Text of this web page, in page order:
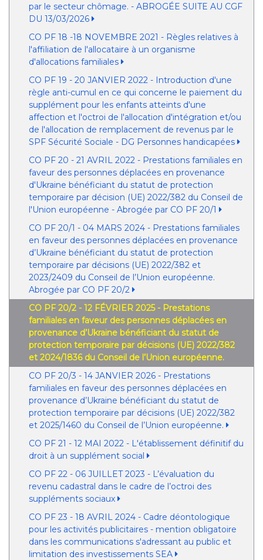
par le secteur chômage. - ABROGÉE SUITE AU CGF
DU 13/03/2026
CO PF 18 -18 NOVEMBRE 2021 - Règles relatives à
l'affiliation de l'allocataire à un organisme
d'allocations familiales
CO PF 19 - 20 JANVIER 2022 - Introduction d'une
règle anti-cumul en ce qui concerne le paiement du
supplément pour les enfants atteints d'une
affection et l'octroi de l'allocation d'intégration et/ou
de l'allocation de remplacement de revenus par le
SPF Sécurité Sociale - DG Personnes handicapées
CO PF 20 - 21 AVRIL 2022 - Prestations familiales en
faveur des personnes déplacées en provenance
d'Ukraine bénéficiant du statut de protection
temporaire par décision (UE) 2022/382 du Conseil de
l'Union européenne - Abrogée par CO PF 20/1
CO PF 20/1 - 04 MARS 2024 - Prestations familiales
en faveur des personnes déplacées en provenance
d’Ukraine bénéficiant du statut de protection
temporaire par décisions (UE) 2022/382 et
2023/2409 du Conseil de l’Union européenne.
Abrogée par CO PF 20/2
CO PF 20/2 - 12 FÉVRIER 2025 - Prestations
familiales en faveur des personnes déplacées en
provenance d’Ukraine bénéficiant du statut de
protection temporaire par décisions (UE) 2022/382
et 2024/1836 du Conseil de l’Union européenne.
CO PF 20/3 - 14 JANVIER 2026 - Prestations
familiales en faveur des personnes déplacées en
provenance d’Ukraine bénéficiant du statut de
protection temporaire par décisions (UE) 2022/382
et 2025/1460 du Conseil de l’Union européenne.
CO PF 21 - 12 MAI 2022 - L'établissement définitif du
droit à un supplément social
CO PF 22 - 06 JUILLET 2023 - L’évaluation du
revenu cadastral dans le cadre de l’octroi des
suppléments sociaux
CO PF 23 - 18 AVRIL 2024 - Cadre déontologique
pour les activités publicitaires - mention obligatoire
dans les communications s'adressant au public et
limitation des investissements SEA